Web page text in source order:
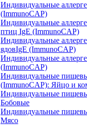
Индивидуальные
(ImmunoCAP)
Индивидуальные
птиц IgE (ImmunoCAP)
Индивидуальные
ядовIgE (ImmunoCAP)
Индивидуальные
(ImmunoCAP)
Индивидуальные
(ImmunoCAP): Яйцо и
Индивидуальные
Бобовые
Индивидуальные
Мясо